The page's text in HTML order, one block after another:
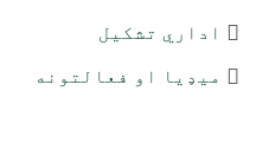
اداري تشکیل
میډیا او فعالتونه